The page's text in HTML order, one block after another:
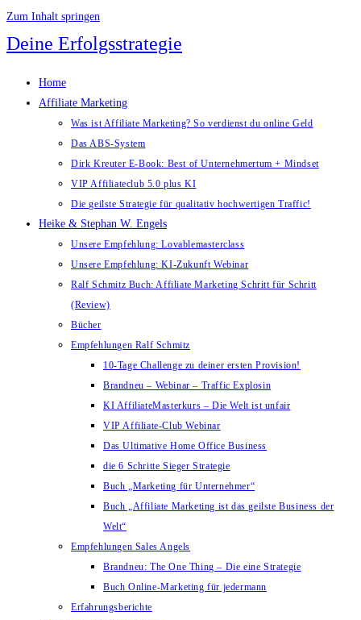
Zum Inhalt springen
Deine Erfolgsstrategie
Home
Affiliate Marketing
Was ist Affiliate Marketing? So verdienst du online Geld
Das ABS-System
Dirk Kreuter E-Book: Best of Unternehmertum + Mindset
VIP Affiliateclub 5.0 plus KI
Die geilste Strategie für qualitativ hochwertigen Traffic!
Heike & Stephan W. Engels
Unsere Empfehlung: Lovablemasterclass
Unsere Empfehlung: KI-Zukunft Webinar
Ralf Schmitz Buch: Affiliate Marketing Schritt für Schritt
(Review)
Bücher
Empfehlungen Ralf Schmitz
10-Tage Challenge zu deiner ersten Provision!
Brandneu – Webinar – Traffic Explosin
KI AffiliateMasterkurs – Die Welt ist unfair
VIP Affiliate-Club Webinar
Das Ultimative Home Office Business
die 6 Schritte Sieger Strategie
Buch „Marketing für Unternehmer“
Buch „Affiliate Marketing ist das geilste Business der
Welt“
Empfehlungen Sales Angels
Brandneu: The One Thing – Die eine Strategie
Buch Online-Marketing für jedermann
Erfahrungsberichte